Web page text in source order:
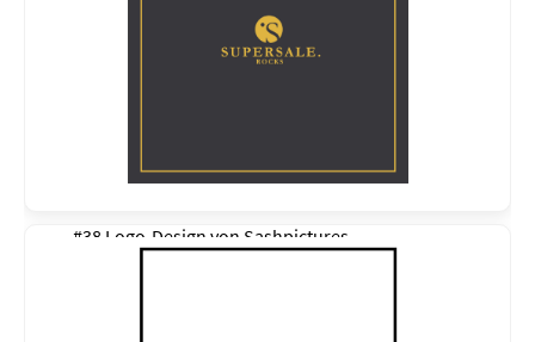
#38 Logo-Design von Sashpictures